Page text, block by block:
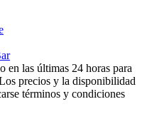
en las últimas 24 horas para
precios y la disponibilidad
términos y condiciones